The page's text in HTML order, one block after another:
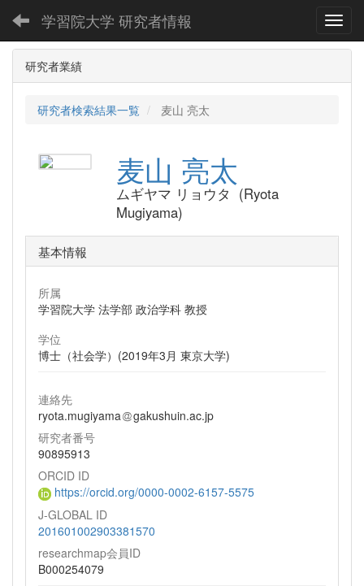
学習院大学 研究者情報
研究者業績
研究者検索結果一覧 麦山 亮太
麦山 亮太
ムギヤマ リョウタ (Ryota
Mugiyama)
基本情報
所属
学習院大学 法学部 政治学科 教授
学位
博士（社会学）(2019年3月 東京大学)
連絡先
ryota.mugiyama
gakushuin.ac.jp
研究者番号
90895913
ORCID ID
https://orcid.org/0000-0002-6157-5575
J-GLOBAL ID
201601002903381570
researchmap会員ID
B000254079